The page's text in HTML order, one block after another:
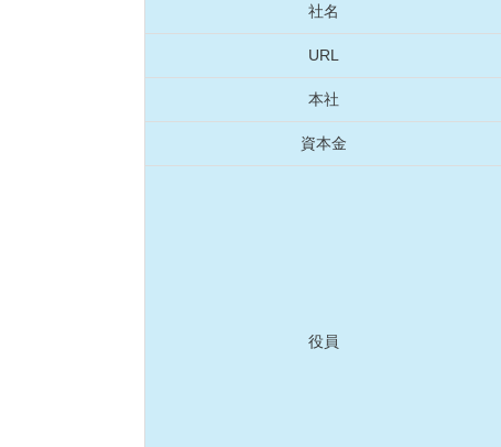
社名
URL
本社
資本金
役員